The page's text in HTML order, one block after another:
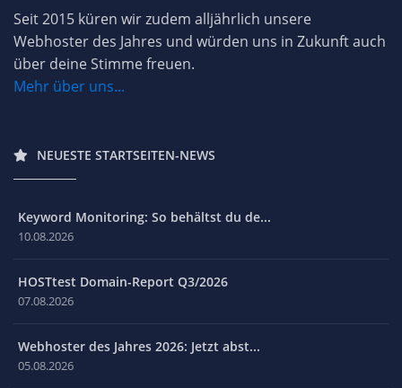
Seit 2015 küren wir zudem alljährlich unsere
Webhoster des Jahres und würden uns in Zukunft auch
über deine Stimme freuen.
Mehr über uns...
NEUESTE STARTSEITEN-NEWS
Keyword Monitoring: So behältst du de...
10.08.2026
HOSTtest Domain-Report Q3/2026
07.08.2026
Webhoster des Jahres 2026: Jetzt abst...
05.08.2026